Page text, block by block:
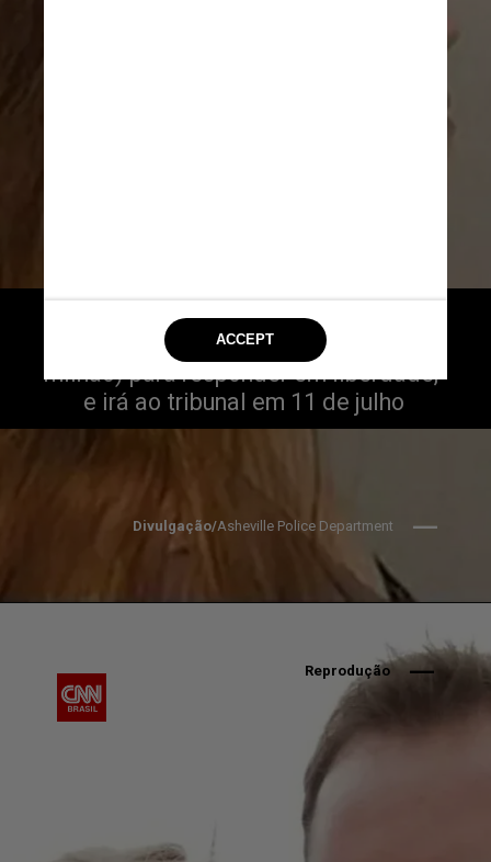
A mãe deverá pagar fiança
de US$ 250 mil (cerca de R$ 1,2
milhão) para responder em liberdade,
e irá ao tribunal em 11 de julho
Divulgação/Asheville Police Department
Reprodução